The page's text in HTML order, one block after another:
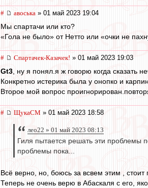
# авоська » 01 май 2023 19:04
Мы спартачи или кто?
«Гола не было» от Нетто или «очки не
# Спартачек-Казачек! » 01 май 2023 19:03
Gt3 , ну я понял.я ж говорю когда сказать
Конкретно истерика была у онопко и
Второе мой вопрос
# ЩукаСМ » 01 май 2023 18:58
лео22 » 01 май 2023 08:13
Гиля пытается решать эти проблемы
проблемы пока...
Всё верно, но, боюсь за всвем этим ,
Теперь не очень верю в Абаскаля с его,